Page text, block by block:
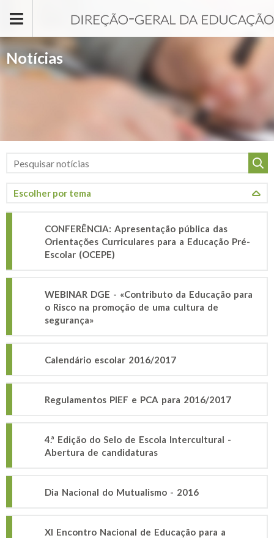
Notícias
CONFERÊNCIA: Apresentação pública das
Orientações Curriculares para a Educação Pré-
Escolar (OCEPE)
WEBINAR DGE - «Contributo da Educação para
o Risco na promoção de uma cultura de
segurança»
Calendário escolar 2016/2017
Regulamentos PIEF e PCA para 2016/2017
4.ª Edição do Selo de Escola Intercultural -
Abertura de candidaturas
Dia Nacional do Mutualismo - 2016
XI Encontro Nacional de Educação para a